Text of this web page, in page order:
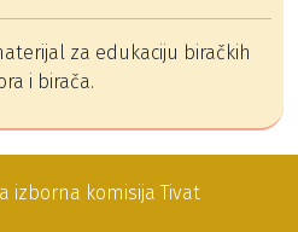
za edukaciju biračkih
i birača.
izborna komisija Tivat